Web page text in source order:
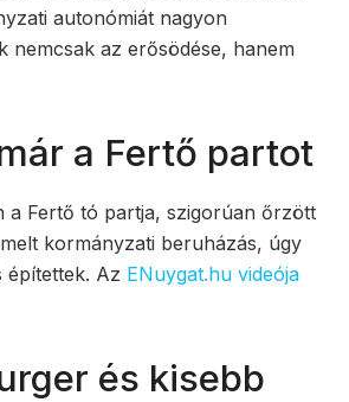
autonómiát nagyon
nemcsak az erősödése, hanem
a Fertő partot
a Fertő tó partja, szigorúan őrzött
kormányzati beruházás, úgy
építettek. Az ENuygat.hu videója
és kisebb